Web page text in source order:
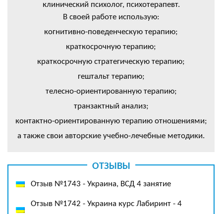
клинический психолог, психотерапевт.
В своей работе использую:
когнитивно-поведенческую терапию;
краткосрочную терапию;
краткосрочную стратегическую терапию;
гештальт терапию;
телесно-ориентированную терапию;
транзактный анализ;
контактно-ориентированную терапию отношениями;
а также свои авторские учебно-лечебные методики.
ОТЗЫВЫ
Отзыв №1743 - Украина, ВСД 4 занятие
Отзыв №1742 - Украина курс Лабиринт - 4